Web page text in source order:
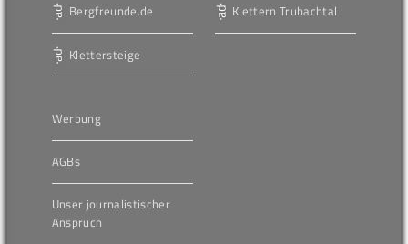
Bergfreunde.de
Klettersteige
Klettern Trubachtal
Werbung
AGBs
Unser journalistischer
Anspruch